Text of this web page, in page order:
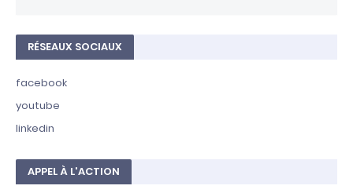
RÉSEAUX SOCIAUX
facebook
youtube
linkedin
APPEL À L'ACTION